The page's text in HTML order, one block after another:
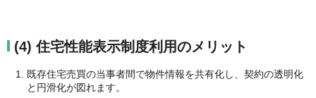
(4) 住宅性能表示制度利用のメリット
既存住宅売買の当事者間で物件情報を共有化し、契約の透明化
と円滑化が図れます。